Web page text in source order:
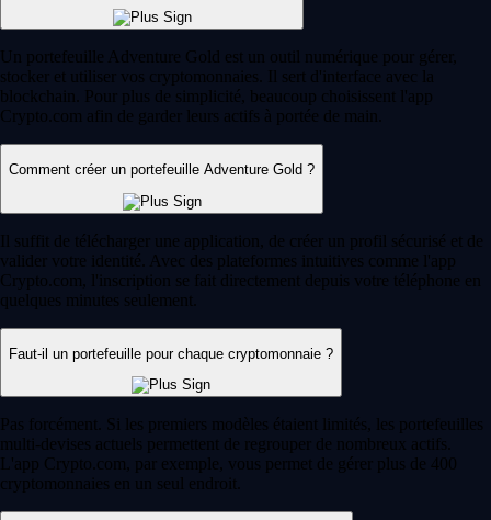
Un portefeuille Adventure Gold est un outil numérique pour gérer,
stocker et utiliser vos cryptomonnaies. Il sert d'interface avec la
blockchain. Pour plus de simplicité, beaucoup choisissent l'app
Crypto.com afin de garder leurs actifs à portée de main.
Comment créer un portefeuille Adventure Gold ?
Il suffit de télécharger une application, de créer un profil sécurisé et de
valider votre identité. Avec des plateformes intuitives comme l'app
Crypto.com, l'inscription se fait directement depuis votre téléphone en
quelques minutes seulement.
Faut-il un portefeuille pour chaque cryptomonnaie ?
Pas forcément. Si les premiers modèles étaient limités, les portefeuilles
multi-devises actuels permettent de regrouper de nombreux actifs.
L'app Crypto.com, par exemple, vous permet de gérer plus de 400
cryptomonnaies en un seul endroit.